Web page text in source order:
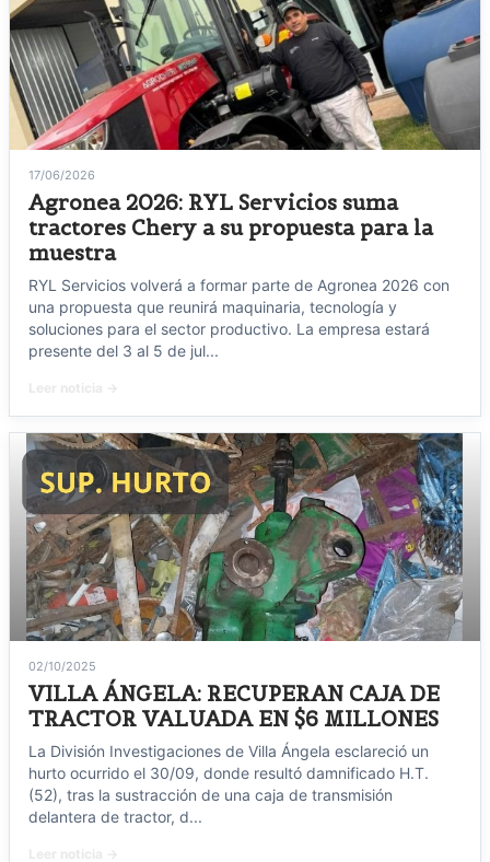
17/06/2026
Agronea 2026: RYL Servicios suma
tractores Chery a su propuesta para la
muestra
RYL Servicios volverá a formar parte de Agronea 2026 con
una propuesta que reunirá maquinaria, tecnología y
soluciones para el sector productivo. La empresa estará
presente del 3 al 5 de jul...
02/10/2025
VILLA ÁNGELA: RECUPERAN CAJA DE
TRACTOR VALUADA EN $6 MILLONES
La División Investigaciones de Villa Ángela esclareció un
hurto ocurrido el 30/09, donde resultó damnificado H.T.
(52), tras la sustracción de una caja de transmisión
delantera de tractor, d...